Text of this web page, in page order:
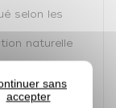
sans
accepter
selon les
naturelle
aux autres